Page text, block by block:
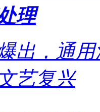
理
出，通
艺复兴